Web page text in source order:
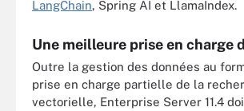
LangChain, Spring AI et LlamaIndex.
Une meilleure prise en charge
Outre la gestion des données au
prise en charge partielle de la
vectorielle, Enterprise Server 11.4